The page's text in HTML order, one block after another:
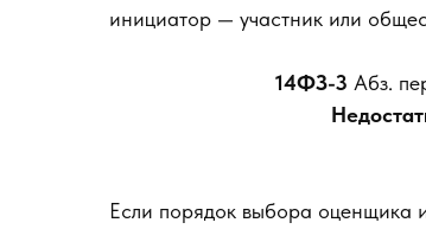
инициатор — участник или
14ФЗ-3 Абз.
Если порядок выбора оценщика